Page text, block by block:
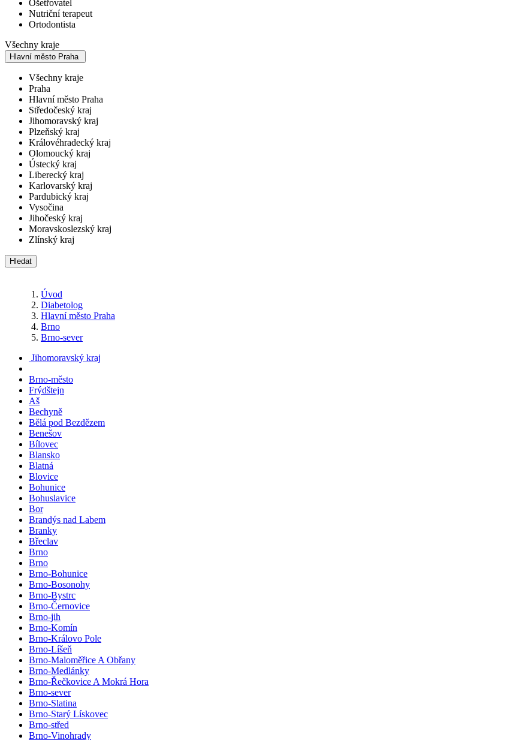
Ošetřovatel
Nutriční terapeut
Ortodontista
Všechny kraje
Hlavní město Praha
Všechny kraje
Praha
Hlavní město Praha
Středočeský kraj
Jihomoravský kraj
Plzeňský kraj
Královéhradecký kraj
Olomoucký kraj
Ústecký kraj
Liberecký kraj
Karlovarský kraj
Pardubický kraj
Vysočina
Jihočeský kraj
Moravskoslezský kraj
Zlínský kraj
Hledat
Úvod
Diabetolog
Hlavní město Praha
Brno
Brno-sever
Jihomoravský kraj
Brno-město
Frýdštejn
Aš
Bechyně
Bělá pod Bezdězem
Benešov
Bílovec
Blansko
Blatná
Blovice
Bohunice
Bohuslavice
Bor
Brandýs nad Labem
Branky
Břeclav
Brno
Brno
Brno-Bohunice
Brno-Bosonohy
Brno-Bystrc
Brno-Černovice
Brno-jih
Brno-Komín
Brno-Královo Pole
Brno-Líšeň
Brno-Maloměřice A Obřany
Brno-Medlánky
Brno-Řečkovice A Mokrá Hora
Brno-sever
Brno-Slatina
Brno-Starý Lískovec
Brno-střed
Brno-Vinohrady